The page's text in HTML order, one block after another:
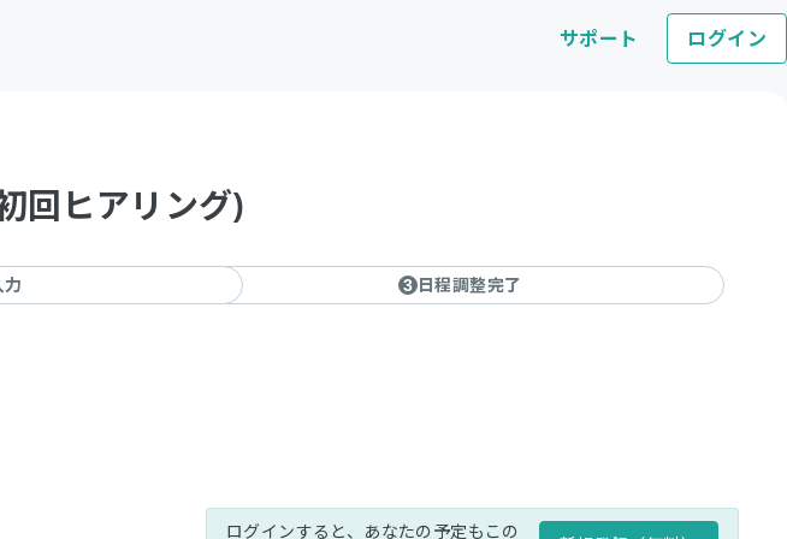
サポート ログイン
回ヒアリング)
3 日程調整完了
ログインすると、あなたの予定もこの